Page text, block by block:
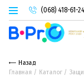
(068) 418-61-24
(093) 974-66-94
(095) 987-29-
Назад
Главная
Каталог